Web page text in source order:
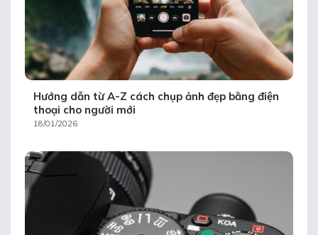
Hướng dẫn từ A-Z cách chụp ảnh đẹp bằng điện
thoại cho người mới
18/01/2026